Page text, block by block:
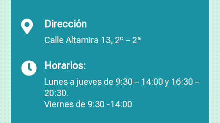
 Dirección
Calle Altamira 13, 2º – 2ª
 Horarios:
Lunes a jueves de 9:30 – 14:00 y 16:30 –
20:30.
Viernes de 9:30 -14:00